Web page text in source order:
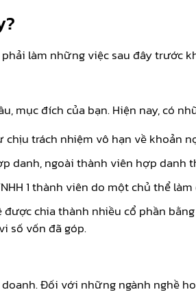
phải làm những việc sau đây trước
mục đích của bạn. Hiện nay, có
trách nhiệm vô hạn về khoản
danh, ngoài thành viên hợp danh
1 thành viên do một chủ thể
chia thành nhiều cổ phần
số vốn đã góp.
Đối với những ngành nghề